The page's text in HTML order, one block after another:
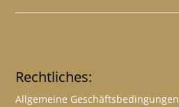
Rechtliches:
Allgemeine Geschäftsbedingungen